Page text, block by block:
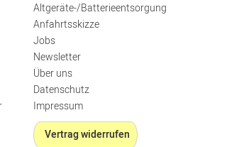
Altgeräte-/Batterieentsorgung
Anfahrtsskizze
Jobs
Newsletter
Über uns
Datenschutz
Impressum
Vertrag widerrufen